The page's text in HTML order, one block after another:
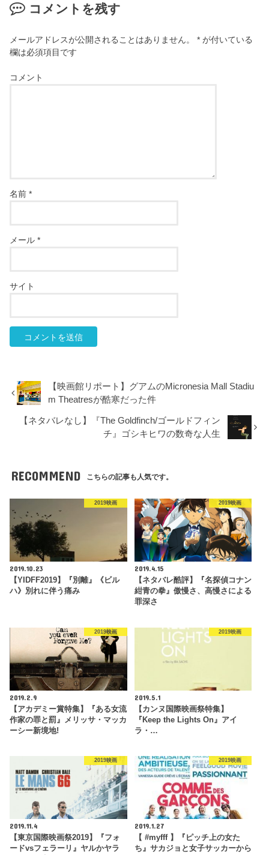
コメントを残す
メールアドレスが公開されることはありません。 * が付いている
欄は必須項目です
コメント
名前*
メール*
サイト
【映画館リポート】グアムのMicronesia Mall Stadiu
m Theatresが酷寒だった件
【ネタバレなし】『The Goldfinch/ゴールドフィン
チ』ゴシキヒワの数奇な人生
RECOMMEND こちらの記事も人気です。
2019映画
2019.10.23
【YIDFF2019】『別離』《ビル
ハ》別れに伴う痛み
2019映画
2019.4.15
【ネタバレ酷評】『名探偵コナン
紺青の拳』傲慢さ、高慢さによる
罪深さ
2019映画
2019.2.9
【アカデミー賞特集】『ある女流
作家の罪と罰』メリッサ・マッカ
ーシー新境地!
2019映画
2019.5.1
【カンヌ国際映画祭特集】
『Keep the Lights On』アイ
ラ・…
2019映画
2019.11.4
【東京国際映画祭2019】『フォ
ードvsフェラーリ』ヤルかヤラ
2019映画
2019.1.27
【 #myfff 】『ピッチ上の女た
ち』サカジョと女子サッカーから